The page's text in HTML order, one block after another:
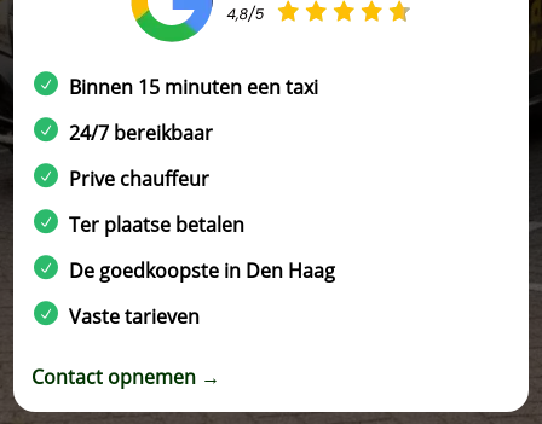
Binnen 15 minuten een taxi
24/7 bereikbaar
Prive chauffeur
Ter plaatse betalen
De goedkoopste in Den Haag
Vaste tarieven
Contact opnemen →